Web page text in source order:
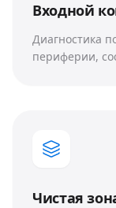
Входной
Диагностика
периферии,
Чистая